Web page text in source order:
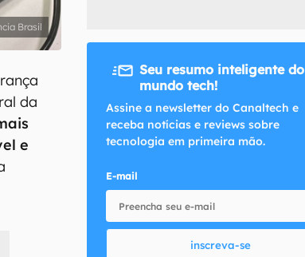
Brasil
da
e
Seu resumo inteligente do
mundo tech!
Assine a newsletter do Canaltech e
receba notícias e reviews sobre
tecnologia em primeira mão.
E-mail
inscreva-se